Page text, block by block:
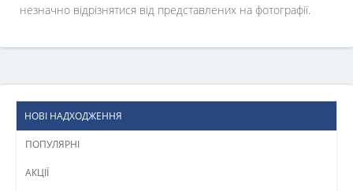
незначно відрізнятися від представлених на фотографії.
НОВІ НАДХОДЖЕННЯ
ПОПУЛЯРНІ
АКЦІЇ